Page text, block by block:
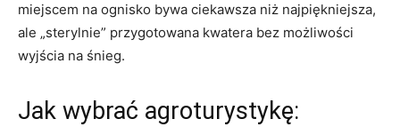
miejscem na ognisko bywa ciekawsza niż najpiękniejsza,
ale „sterylnie” przygotowana kwatera bez możliwości
wyjścia na śnieg.
Jak wybrać agroturystykę: